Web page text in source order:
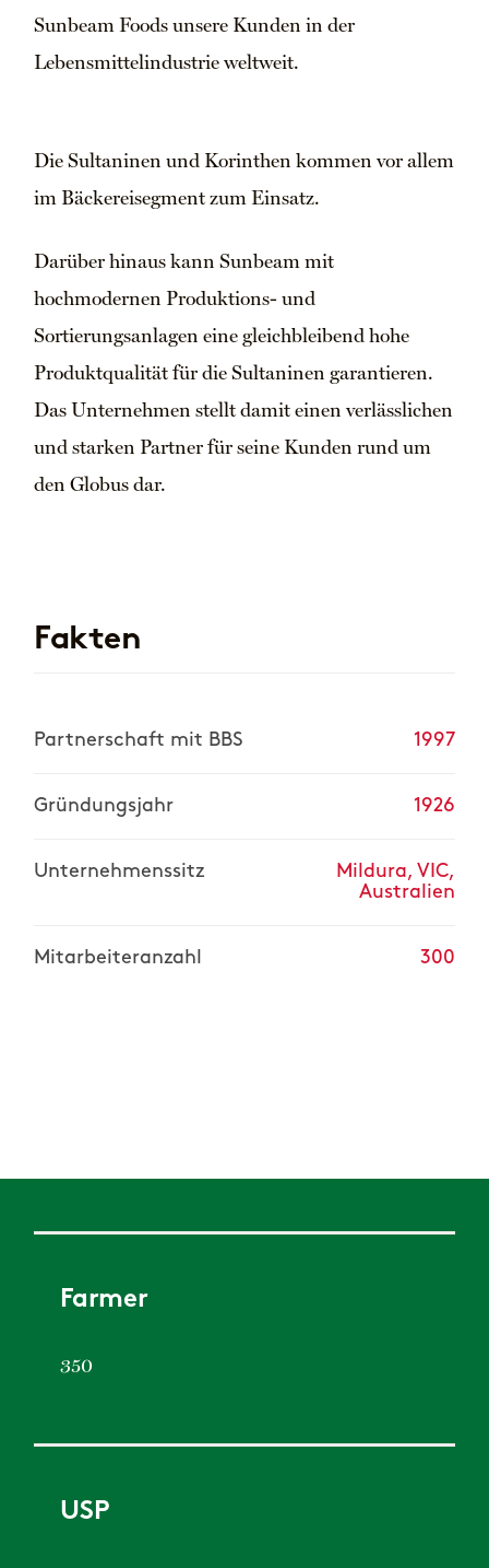
Sunbeam Foods unsere Kunden in der
Lebensmittelindustrie weltweit.
Die Sultaninen und Korinthen kommen vor allem
im Bäckereisegment zum Einsatz.
Darüber hinaus kann Sunbeam mit
hochmodernen Produktions- und
Sortierungsanlagen eine gleichbleibend hohe
Produktqualität für die Sultaninen garantieren.
Das Unternehmen stellt damit einen verlässlichen
und starken Partner für seine Kunden rund um
den Globus dar.
Fakten
Partnerschaft mit BBS 1997
Gründungsjahr 1926
Unternehmenssitz
Mildura, VIC,
Australien
Mitarbeiteranzahl 300
Farmer
350
USP